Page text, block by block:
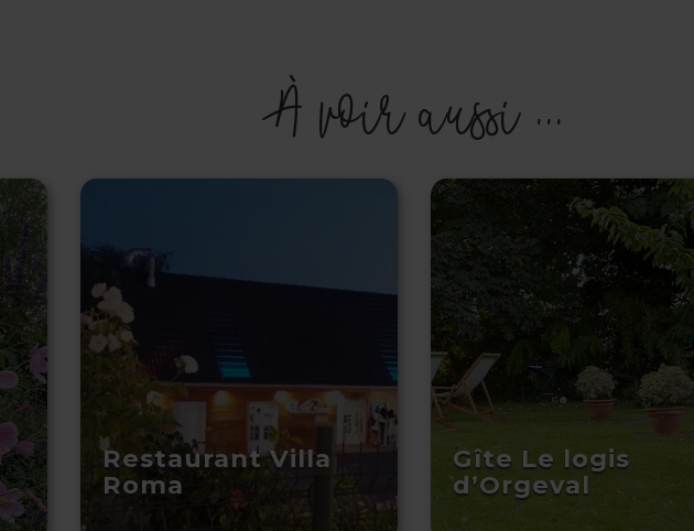
À voir aussi ...
Restaurant Villa
Roma
Gîte Le logis
d’Orgeval